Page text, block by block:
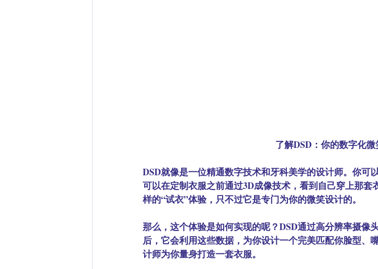
了解DSD：你的数字化微
DSD就像是一位精通数字技术和牙科美学的设计师。你可
可以在定制衣服之前通过3D成像技术，看到自己穿上那套
样的“试衣”体验，只不过它是专门为你的微笑设计的。
那么，这个体验是如何实现的呢？DSD通过高分辨率摄像
后，它会利用这些数据，为你设计一个完美匹配你脸型、
计师为你量身打造一套衣服。